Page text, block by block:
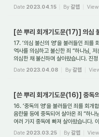
Date 2023.04.15 By갈렙
[쓴 뿌리 회개기도문(17)] 의심
17. ‘의심 불신의 영’을 불러들인 죄를
역사를 의심하고 불신한 죄 “하나님,
의심한 채 불신하며 살아왔습니다. 진
Date 2023.04.08 By갈렙
[쓴 뿌리 회개기도문(16)] 중독
16. ‘중독의 영’을 불러들인 죄를 회개
음란물 등에 중독되어 살아온 죄 “하나
여러 가지 중독에 빠져 살아왔습니다.
Date 2023.03.25 By갈렙